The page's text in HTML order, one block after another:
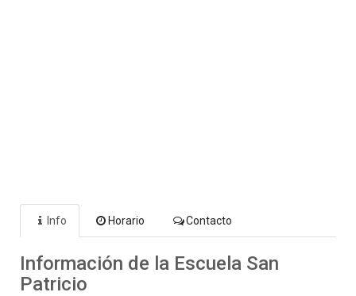
Info Horario Contacto
Información de la Escuela San
Patricio